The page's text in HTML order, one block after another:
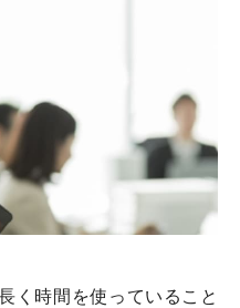
く時間を使っていること